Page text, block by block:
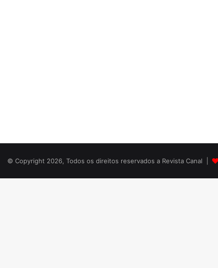
© Copyright 2026, Todos os direitos reservados a Revista Canal |